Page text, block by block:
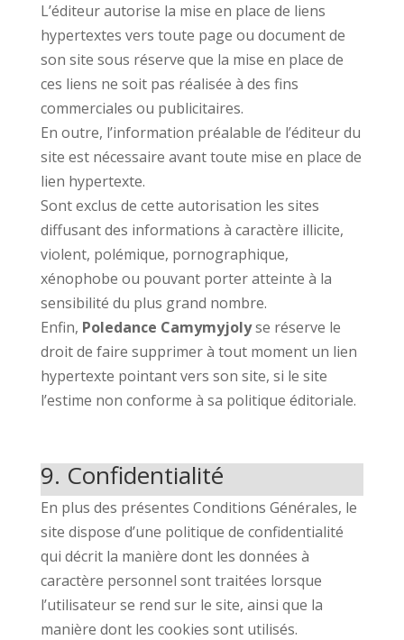
L’éditeur autorise la mise en place de liens
hypertextes vers toute page ou document de
son site sous réserve que la mise en place de
ces liens ne soit pas réalisée à des fins
commerciales ou publicitaires.
En outre, l’information préalable de l’éditeur du
site est nécessaire avant toute mise en place de
lien hypertexte.
Sont exclus de cette autorisation les sites
diffusant des informations à caractère illicite,
violent, polémique, pornographique,
xénophobe ou pouvant porter atteinte à la
sensibilité du plus grand nombre.
Enfin, Poledance Camymyjolyse réserve le
droit de faire supprimer à tout moment un lien
hypertexte pointant vers son site, si le site
l’estime non conforme à sa politique éditoriale.
9. Confidentialité
En plus des présentes Conditions Générales, le
site dispose d’une politique de confidentialité
qui décrit la manière dont les données à
caractère personnel sont traitées lorsque
l’utilisateur se rend sur le site, ainsi que la
manière dont les cookies sont utilisés.